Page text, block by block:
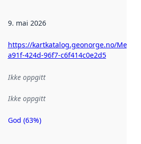
9. mai 2026
https://kartkatalog.geonorge.no/
a91f-424d-96f7-c6f414c0e2d5
Ikke oppgitt
Ikke oppgitt
Metadatakvalitet
God (63%)